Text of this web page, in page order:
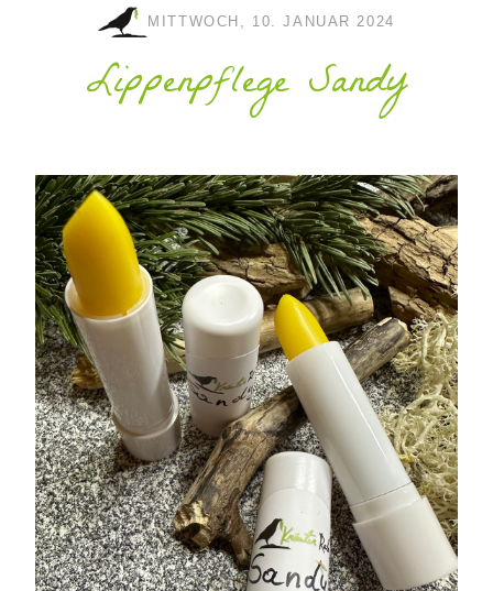
MITTWOCH, 10. JANUAR 2024
Lippenpflege Sandy